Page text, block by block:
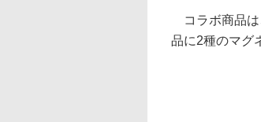
コラボ商品は
品に2種のマグ